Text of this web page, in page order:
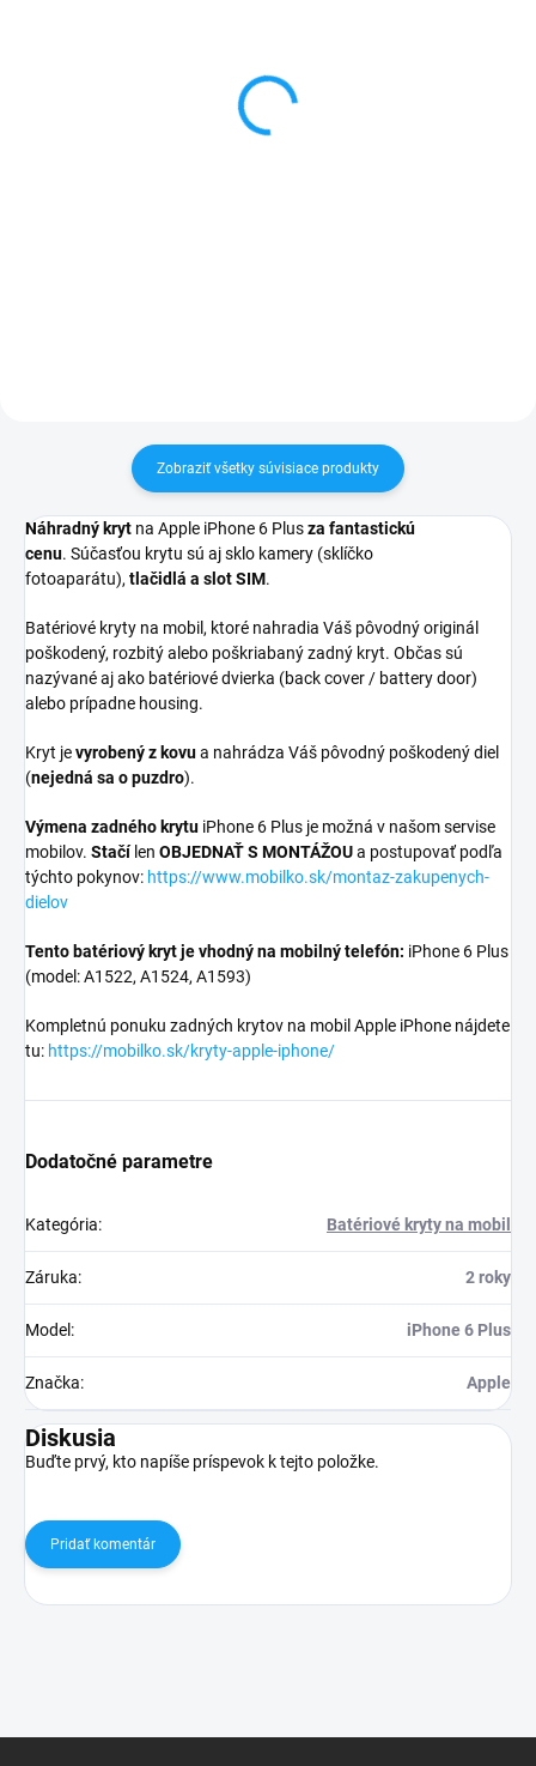
Plus / 6S Plus priesvitné
Zobraziť všetky súvisiace produkty
Náhradný kryt na Apple iPhone 6 Plusza fantastickú
cenu. Súčasťou krytu sú aj sklo kamery (sklíčko
fotoaparátu), tlačidlá a slot SIM.
Batériové kryty na mobil, ktoré nahradia Váš pôvodný originál
poškodený, rozbitý alebo poškriabaný zadný kryt. Občas sú
nazývané aj ako batériové dvierka (back cover / battery door)
alebo prípadne housing.
Kryt jevyrobený z kovua nahrádza Váš pôvodný poškodený diel
(nejedná sa o puzdro).
Výmena zadného krytu iPhone 6 Plus je možná v našom servise
mobilov. Stačílen OBJEDNAŤ S MONTÁŽOUa postupovať podľa
týchto pokynov: https://www.mobilko.sk/montaz-zakupenych-
dielov
Tento batériový kryt je vhodný na mobilný telefón: iPhone 6 Plus
(model: A1522, A1524, A1593)
Kompletnú ponuku zadných krytov na mobil Apple iPhone nájdete
tu: https://mobilko.sk/kryty-apple-iphone/
Dodatočné parametre
Kategória: Batériové kryty na mobil
Záruka: 2 roky
Model : iPhone 6 Plus
Značka: Apple
Diskusia
Buďte prvý, kto napíše príspevok k tejto položke.
Pridať komentár